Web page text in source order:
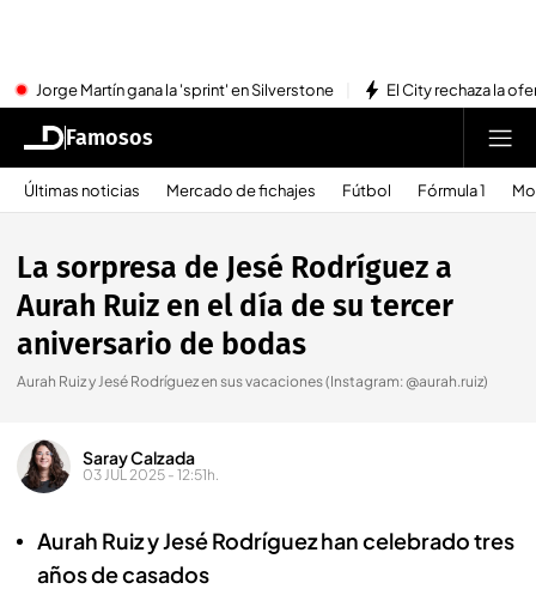
Jorge Martín gana la 'sprint' en Silverstone El City rechaza la
Famosos
Últimas noticias Mercado de fichajes Fútbol Fórmula 1
La sorpresa de Jesé Rodríguez a
Aurah Ruiz en el día de su tercer
aniversario de bodas
Aurah Ruiz y Jesé Rodríguez en sus vacaciones (Instagram: @aurah.ruiz)
Saray Calzada
03 JUL 2025 - 12:51h.
Aurah Ruiz y Jesé Rodríguez han celebrado tres
años de casados